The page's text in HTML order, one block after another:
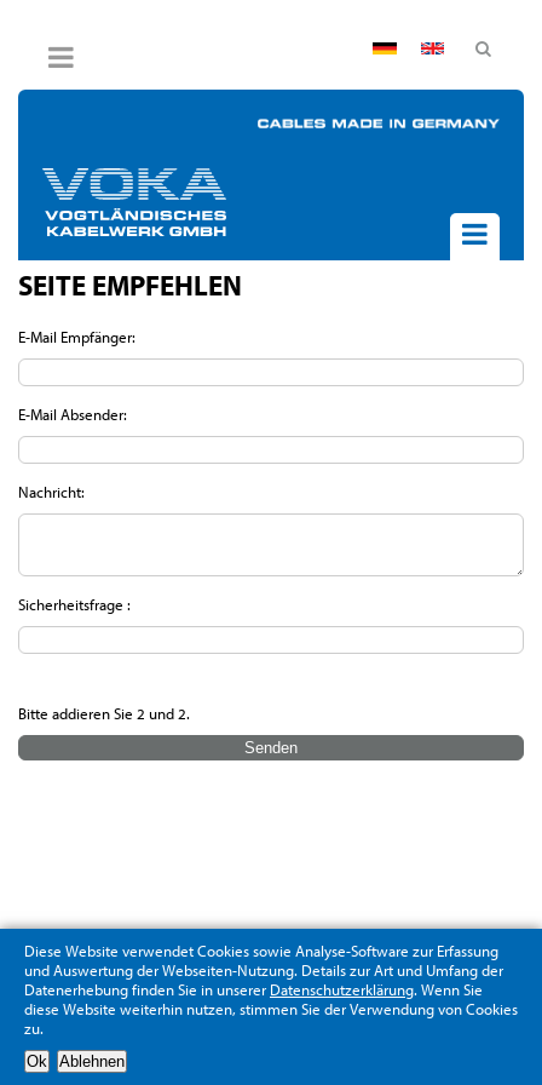
AGB
Impressum
Widerruf
UNTERNEHMEN
AKTUELLES
PRODUKTE
JOB & KARRIERE
KONTAKT
SEITE EMPFEHLEN
E-Mail Empfänger:
E-Mail Absender:
Nachricht:
Sicherheitsfrage :
Bitte addieren Sie 2 und 2.
Diese Website verwendet Cookies sowie Analyse-Software zur Erfassung
und Auswertung der Webseiten-Nutzung. Details zur Art und Umfang der
Datenerhebung finden Sie in unserer Datenschutzerklärung. Wenn Sie
diese Website weiterhin nutzen, stimmen Sie der Verwendung von Cookies
zu.